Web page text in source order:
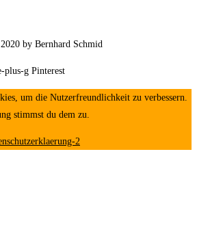
by Bernhard Schmid
plus-g Pinterest
um die Nutzerfreundlichkeit zu verbessern.
stimmst du dem zu.
2